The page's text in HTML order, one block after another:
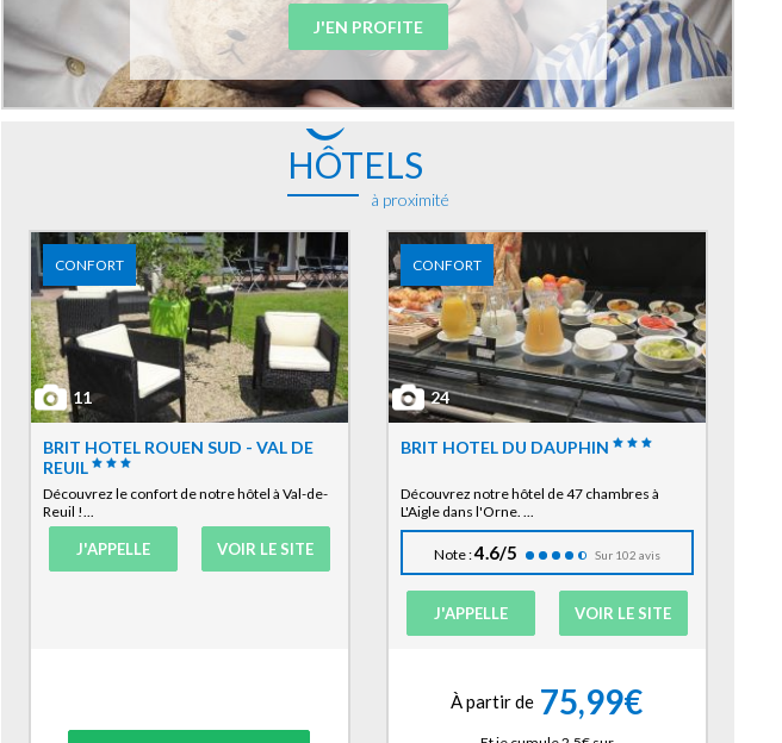
J'EN PROFITE
HÔTELS
à proximité
CONFORT
11
BRIT HOTEL ROUEN SUD - VAL DE
REUIL
Découvrez le confort de notre hôtel à Val-de-
Reuil !...
J'APPELLE VOIR LE SITE
CONFORT
24
BRIT HOTEL DU DAUPHIN
Découvrez notre hôtel de 47 chambres à
L'Aigle dans l'Orne. ...
Note :4.6/5 Sur 102 avis
J'APPELLE VOIR LE SITE
À partir de 75,99€